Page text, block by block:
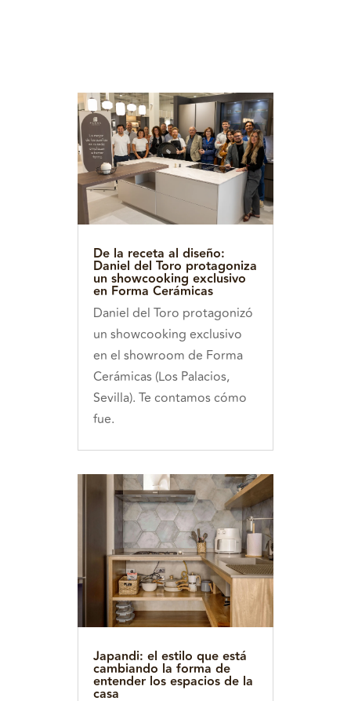
De la receta al diseño:
Daniel del Toro protagoniza
un showcooking exclusivo
en Forma Cerámicas
Daniel del Toro protagonizó
un showcooking exclusivo
en el showroom de Forma
Cerámicas (Los Palacios,
Sevilla). Te contamos cómo
fue.
Japandi: el estilo que está
cambiando la forma de
entender los espacios de la
casa